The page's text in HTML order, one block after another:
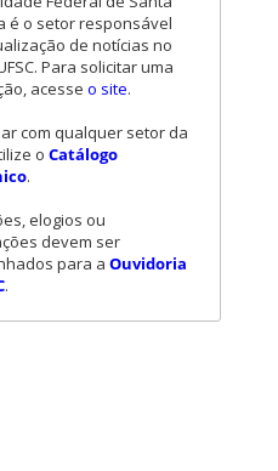
é o setor responsável
de notícias no
Para solicitar uma
acesse o site.
com qualquer setor da
o Catálogo
.
elogios ou
devem ser
para a Ouvidoria
.